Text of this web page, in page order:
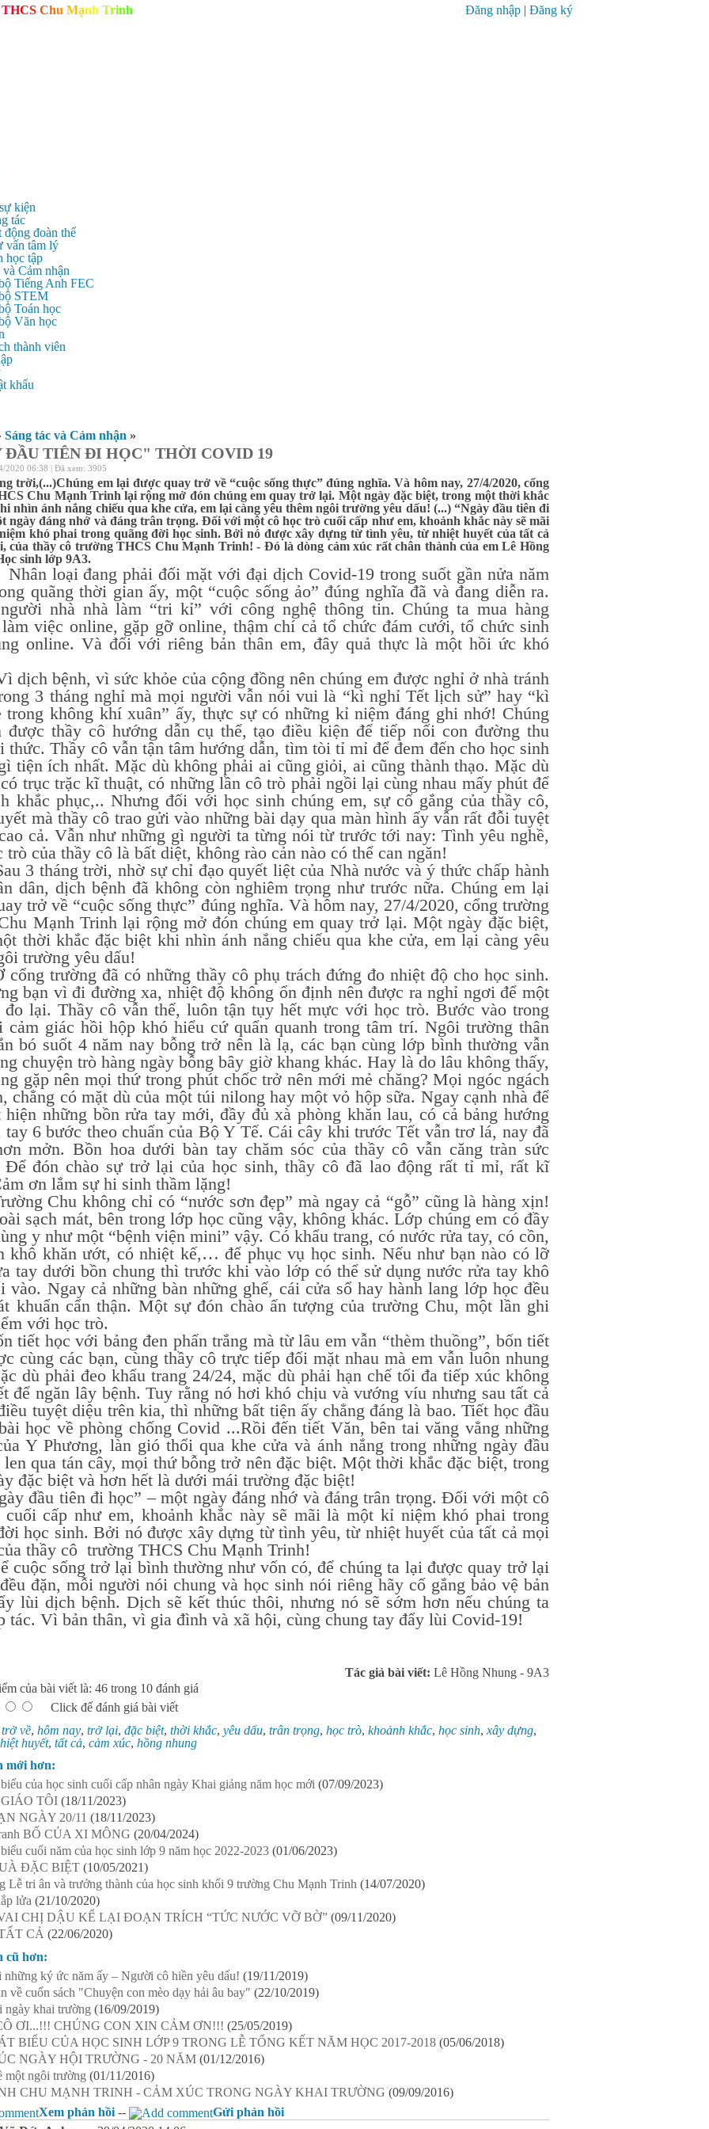
THCS Chu Mạnh Trinh Đăng nhập | Đăng ký
kiện
tác
động đoàn thể
vấn tâm lý
học tập
và Cảm nhận
Tiếng Anh FEC
STEM
Toán học
Văn học
thành viên
khẩu
Sáng tác và Cảm nhận »
ĐẦU TIÊN ĐI HỌC" THỜI COVID 19
2020 06:38 | Đã xem: 3905
trời,(...)Chúng em lại được quay trở về “cuộc sống thực” đúng nghĩa. Và hôm nay, 27/4/2020, cổng
Chu Mạnh Trinh lại rộng mở đón chúng em quay trở lại. Một ngày đặc biệt, trong một thời khắc
nhìn ánh nắng chiếu qua khe cửa, em lại càng yêu thêm ngôi trường yêu dấu! (...) “Ngày đầu tiên đi
ngày đáng nhớ và đáng trân trọng. Đối với một cô học trò cuối cấp như em, khoảnh khắc này sẽ mãi
khó phai trong quãng đời học sinh. Bởi nó được xây dựng từ tình yêu, từ nhiệt huyết của tất cả
của thầy cô trường THCS Chu Mạnh Trinh! - Đó là dòng cảm xúc rất chân thành của em Lê Hồng
sinh lớp 9A3.
loại đang phải đối mặt với đại dịch Covid-19 trong suốt gần nửa năm
quãng thời gian ấy, một “cuộc sống ảo” đúng nghĩa đã và đang diễn ra.
nhà nhà làm “tri kỉ” với công nghệ thông tin. Chúng ta mua hàng
việc online, gặp gỡ online, thậm chí cả tổ chức đám cưới, tổ chức sinh
online. Và đối với riêng bản thân em, đây quả thực là một hồi ức khó
bệnh, vì sức khỏe của cộng đồng nên chúng em được nghỉ ở nhà tránh
3 tháng nghỉ mà mọi người vẫn nói vui là “kì nghỉ Tết lịch sử” hay “kì
trong không khí xuân” ấy, thực sự có những kỉ niệm đáng ghi nhớ! Chúng
được thầy cô hướng dẫn cụ thể, tạo điều kiện để tiếp nối con đường thu
thức. Thầy cô vẫn tận tâm hướng dẫn, tìm tòi tỉ mỉ để đem đến cho học sinh
tiện ích nhất. Mặc dù không phải ai cũng giỏi, ai cũng thành thạo. Mặc dù
trục trặc kĩ thuật, có những lần cô trò phải ngồi lại cùng nhau mấy phút để
khắc phục,.. Nhưng đối với học sinh chúng em, sự cố gắng của thầy cô,
mà thầy cô trao gửi vào những bài dạy qua màn hình ấy vẫn rất đỗi tuyệt
cả. Vẫn như những gì người ta từng nói từ trước tới nay: Tình yêu nghề,
trò của thầy cô là bất diệt, không rào cản nào có thể can ngăn!
tháng trời, nhờ sự chỉ đạo quyết liệt của Nhà nước và ý thức chấp hành
dân, dịch bệnh đã không còn nghiêm trọng như trước nữa. Chúng em lại
trở về “cuộc sống thực” đúng nghĩa. Và hôm nay, 27/4/2020, cổng trường
Mạnh Trinh lại rộng mở đón chúng em quay trở lại. Một ngày đặc biệt,
thời khắc đặc biệt khi nhìn ánh nắng chiếu qua khe cửa, em lại càng yêu
trường yêu dấu!
trường đã có những thầy cô phụ trách đứng đo nhiệt độ cho học sinh.
bạn vì đi đường xa, nhiệt độ không ổn định nên được ra nghỉ ngơi để một
đo lại. Thầy cô vẫn thế, luôn tận tụy hết mực với học trò. Bước vào trong
cảm giác hồi hộp khó hiểu cứ quẩn quanh trong tâm trí. Ngôi trường thân
bó suốt 4 năm nay bỗng trở nên là lạ, các bạn cùng lớp bình thường vẫn
chuyện trò hàng ngày bỗng bây giờ khang khác. Hay là do lâu không thấy,
gặp nên mọi thứ trong phút chốc trở nên mới mẻ chăng? Mọi ngóc ngách
chẳng có mặt dù của một túi nilong hay một vỏ hộp sữa. Ngay cạnh nhà để
hiện những bồn rửa tay mới, đầy đủ xà phòng khăn lau, có cả bảng hướng
tay 6 bước theo chuẩn của Bộ Y Tế. Cái cây khi trước Tết vẫn trơ lá, nay đã
mởn. Bồn hoa dưới bàn tay chăm sóc của thầy cô vẫn căng tràn sức
đón chào sự trở lại của học sinh, thầy cô đã lao động rất tỉ mỉ, rất kĩ
ơn lắm sự hi sinh thầm lặng!
Chu không chỉ có “nước sơn đẹp” mà ngay cả “gỗ” cũng là hàng xịn!
sạch mát, bên trong lớp học cũng vậy, không khác. Lớp chúng em có đầy
y như một “bệnh viện mini” vậy. Có khẩu trang, có nước rửa tay, có cồn,
khô khăn ướt, có nhiệt kế,… để phục vụ học sinh. Nếu như bạn nào có lỡ
tay dưới bồn chung thì trước khi vào lớp có thể sử dụng nước rửa tay khô
vào. Ngay cả những bàn những ghế, cái cửa sổ hay hành lang lớp học đều
khuẩn cẩn thận. Một sự đón chào ấn tượng của trường Chu, một lần ghi
với học trò.
học với bảng đen phấn trắng mà từ lâu em vẫn “thèm thuồng”, bốn tiết
cùng các bạn, cùng thầy cô trực tiếp đối mặt nhau mà em vẫn luôn nhung
dù phải đeo khẩu trang 24/24, mặc dù phải hạn chế tối đa tiếp xúc không
để ngăn lây bệnh. Tuy rằng nó hơi khó chịu và vướng víu nhưng sau tất cả
tuyệt diệu trên kia, thì những bất tiện ấy chẳng đáng là bao. Tiết học đầu
học về phòng chống Covid ...Rồi đến tiết Văn, bên tai văng vẳng những
Y Phương, làn gió thổi qua khe cửa và ánh nắng trong những ngày đầu
len qua tán cây, mọi thứ bỗng trở nên đặc biệt. Một thời khắc đặc biệt, trong
đặc biệt và hơn hết là dưới mái trường đặc biệt!
đầu tiên đi học” – một ngày đáng nhớ và đáng trân trọng. Đối với một cô
cuối cấp như em, khoảnh khắc này sẽ mãi là một kỉ niệm khó phai trong
học sinh. Bởi nó được xây dựng từ tình yêu, từ nhiệt huyết của tất cả mọi
thầy cô trường THCS Chu Mạnh Trinh!
sống trở lại bình thường như vốn có, để chúng ta lại được quay trở lại
đặn, mỗi người nói chung và học sinh nói riêng hãy cố gắng bảo vệ bản
lùi dịch bệnh. Dịch sẽ kết thúc thôi, nhưng nó sẽ sớm hơn nếu chúng ta
tác. Vì bản thân, vì gia đình và xã hội, cùng chung tay đẩy lùi Covid-19!
Tác giả bài viết: Lê Hồng Nhung - 9A3
của bài viết là: 46 trong 10 đánh giá
Click để đánh giá bài viết
trở về, hôm nay, trở lại, đặc biệt, thời khắc, yêu dấu, trân trọng, học trò, khoảnh khắc, học sinh, xây dựng,
huyết, tất cả, cảm xúc, hồng nhung
mới hơn:
của học sinh cuối cấp nhân ngày Khai giảng năm học mới (07/09/2023)
TÔI (18/11/2023)
NGÀY 20/11 (18/11/2023)
BỐ CỦA XI MÔNG (20/04/2024)
cuối năm của học sinh lớp 9 năm học 2022-2023 (01/06/2023)
ĐẶC BIỆT (10/05/2021)
Lễ tri ân và trưởng thành của học sinh khối 9 trường Chu Mạnh Trinh (14/07/2020)
lửa (21/10/2020)
CHỊ DẬU KỂ LẠI ĐOẠN TRÍCH “TỨC NƯỚC VỠ BỜ” (09/11/2020)
CẢ (22/06/2020)
cũ hơn:
những ký ức năm ấy – Người cô hiền yêu dấu! (19/11/2019)
về cuốn sách "Chuyện con mèo dạy hải âu bay" (22/10/2019)
ngày khai trường (16/09/2019)
ƠI...!!! CHÚNG CON XIN CẢM ƠN!!! (25/05/2019)
BIỂU CỦA HỌC SINH LỚP 9 TRONG LỄ TỔNG KẾT NĂM HỌC 2017-2018 (05/06/2018)
NGÀY HỘI TRƯỜNG - 20 NĂM (01/12/2016)
một ngôi trường (01/11/2016)
CHU MẠNH TRINH - CẢM XÚC TRONG NGÀY KHAI TRƯỜNG (09/09/2016)
Xem phản hồi --
Gửi phản hồi